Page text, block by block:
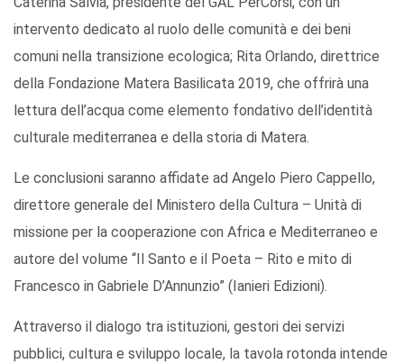
intervento dedicato al ruolo delle comunità e dei beni
comuni nella transizione ecologica; Rita Orlando, direttrice
della Fondazione Matera Basilicata 2019, che offrirà una
lettura dell’acqua come elemento fondativo dell’identità
culturale mediterranea e della storia di Matera.
Le conclusioni saranno affidate ad Angelo Piero Cappello,
direttore generale del Ministero della Cultura – Unità di
missione per la cooperazione con Africa e Mediterraneo e
autore del volume “Il Santo e il Poeta – Rito e mito di
Francesco in Gabriele D’Annunzio” (Ianieri Edizioni).
Attraverso il dialogo tra istituzioni, gestori dei servizi
pubblici, cultura e sviluppo locale, la tavola rotonda intende